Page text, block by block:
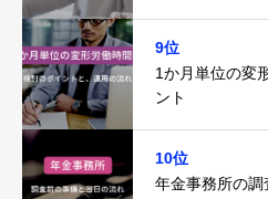
9位
1か月単位の変
ント
10位
年金事務所の